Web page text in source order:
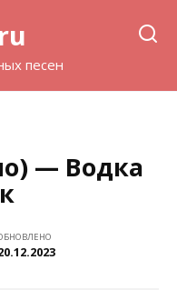
песен
— Водка